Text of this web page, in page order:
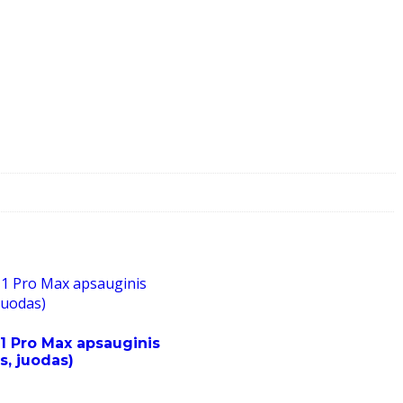
Pro Max apsauginis
juodas)